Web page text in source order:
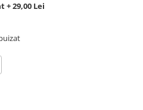
+ 29,00 Lei